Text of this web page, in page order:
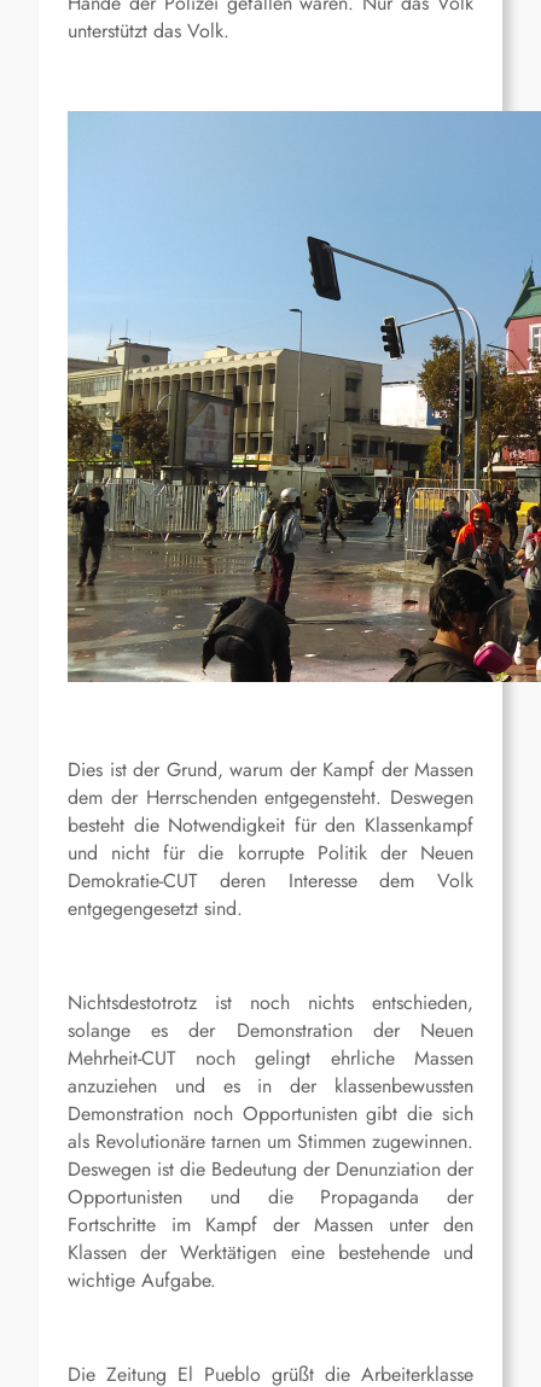
unterstützt das Volk.
Dies ist der Grund, warum der Kampf der Massen
dem der Herrschenden entgegensteht. Deswegen
besteht die Notwendigkeit für den Klassenkampf
und nicht für die korrupte Politik der Neuen
Demokratie-CUT deren Interesse dem Volk
entgegengesetzt sind.
Nichtsdestotrotz ist noch nichts entschieden,
solange es der Demonstration der Neuen
Mehrheit-CUT noch gelingt ehrliche Massen
anzuziehen und es in der klassenbewussten
Demonstration noch Opportunisten gibt die sich
als Revolutionäre tarnen um Stimmen zugewinnen.
Deswegen ist die Bedeutung der Denunziation der
Opportunisten und die Propaganda der
Fortschritte im Kampf der Massen unter den
Klassen der Werktätigen eine bestehende und
wichtige Aufgabe.
Die Zeitung El Pueblo grüßt die Arbeiterklasse